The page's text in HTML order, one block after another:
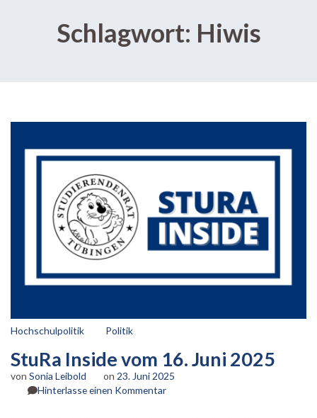
Schlagwort: Hiwis
Hochschulpolitik Politik
StuRa Inside vom 16. Juni 2025
von Sonia Leibold on 23. Juni 2025
Hinterlasse einen Kommentarzu